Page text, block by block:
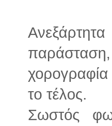
χορογραφία
το τέλος.
Σωστός